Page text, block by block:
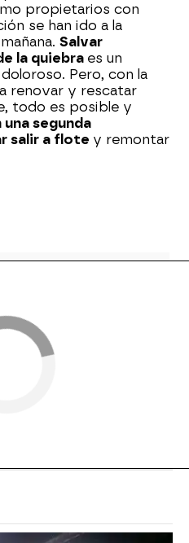
propietarios con
se han ido a la
Salvar
la quiebra es un
Pero, con la
renovar y rescatar
todo es posible y
segunda
salir a flote y remontar